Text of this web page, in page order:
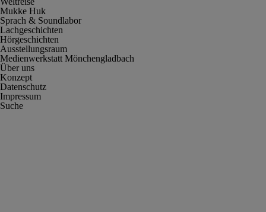
Mukke Huk
Sprach & Soundlabor
Lachgeschichten
Hörgeschichten
Ausstellungsraum
Medienwerkstatt Mönchengladbach
Über uns
Konzept
Datenschutz
Impressum
Suche